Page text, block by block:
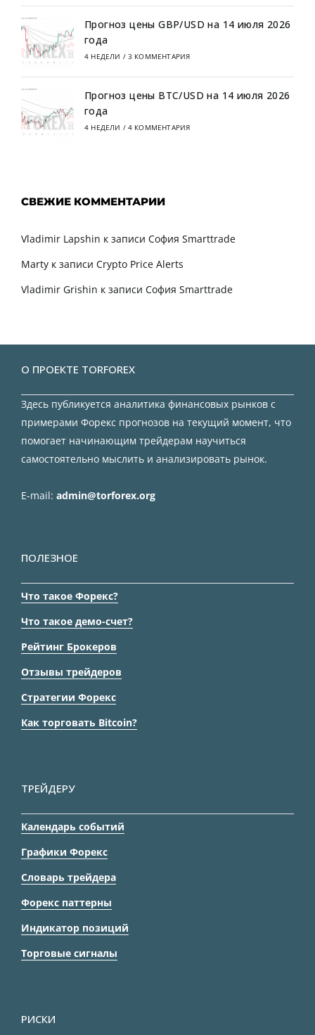
Прогноз цены GBP/USD на 14 июля 2026
года
4 НЕДЕЛИ / 3 КОММЕНТАРИЯ
Прогноз цены BTC/USD на 14 июля 2026
года
4 НЕДЕЛИ / 4 КОММЕНТАРИЯ
СВЕЖИЕ КОММЕНТАРИИ
Vladimir Lapshin к записи София Smarttrade
Marty к записи Crypto Price Alerts
Vladimir Grishin к записи София Smarttrade
О ПРОЕКТЕ TORFOREX
Здесь публикуется аналитика финансовых рынков с
примерами Форекс прогнозов на текущий момент, что
помогает начинающим трейдерам научиться
самостоятельно мыслить и анализировать рынок.
E-mail: admin@torforex.org
ПОЛЕЗНОЕ
Что такое Форекс?
Что такое демо-счет?
Рейтинг Брокеров
Отзывы трейдеров
Стратегии Форекс
Как торговать Bitcoin?
ТРЕЙДЕРУ
Календарь событий
Графики Форекс
Словарь трейдера
Форекс паттерны
Индикатор позиций
Торговые сигналы
РИСКИ